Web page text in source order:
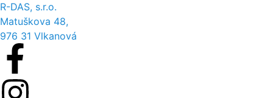
R-DAS, s.r.o.
Matuškova 48,
976 31 Vlkanová